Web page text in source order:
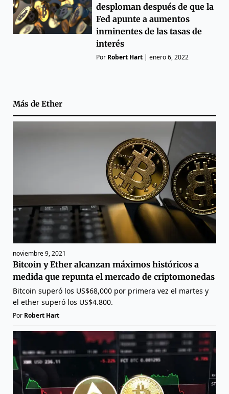
desploman después de que la
Fed apunte a aumentos
inminentes de las tasas de
interés
Por Robert Hart |enero 6, 2022
Más de Ether
noviembre 9, 2021
Bitcoin y Ether alcanzan máximos históricos a
medida que repunta el mercado de criptomonedas
Bitcoin superó los US$68,000 por primera vez el martes y
el ether superó los US$4.800.
Por Robert Hart